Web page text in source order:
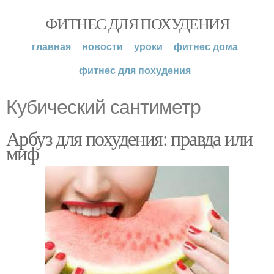
ФИТНЕС ДЛЯ ПОХУДЕНИЯ
главная новости уроки
фитнес дома
фитнес для похудения
Кубический сантиметр
Арбуз для похудения: правда или
миф